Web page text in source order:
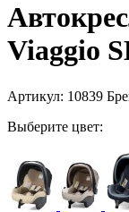
Viaggio
Артикул: 10839
Выберите цвет: